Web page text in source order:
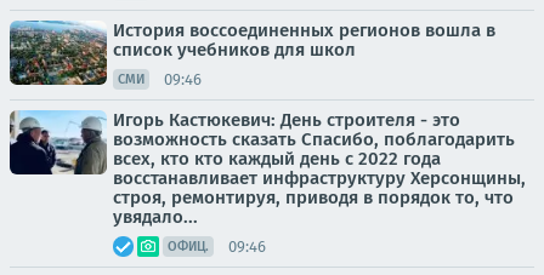
История воссоединенных регионов вошла в
список учебников для школ
СМИ 09:46
Игорь Кастюкевич: День строителя - это
возможность сказать Спасибо, поблагодарить
всех, кто кто каждый день с 2022 года
восстанавливает инфраструктуру Херсонщины,
строя, ремонтируя, приводя в порядок то, что
увядало...
ОФИЦ. 09:46